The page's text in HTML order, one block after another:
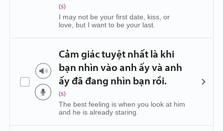
(s)
I may not be your first date, kiss, or
love, but I want to be your last.
Cảm giác tuyệt nhất là khi
bạn nhìn vào anh ấy và anh
ấy đã đang nhìn bạn rồi.
(s)
The best feeling is when you look at him
and he is already staring.